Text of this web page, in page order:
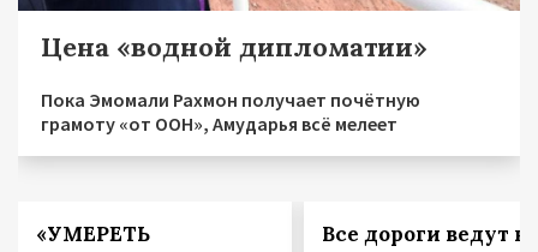
Цена «водной дипломатии»
Пока Эмомали Рахмон получает почётную
грамоту «от ООН», Амударья всё мелеет
«УМЕРЕТЬ
Все дороги ведут в